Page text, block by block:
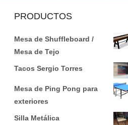
PRODUCTOS
Mesa de Shuffleboard /
Mesa de Tejo
Tacos Sergio Torres
Mesa de Ping Pong para
exteriores
Silla Metálica